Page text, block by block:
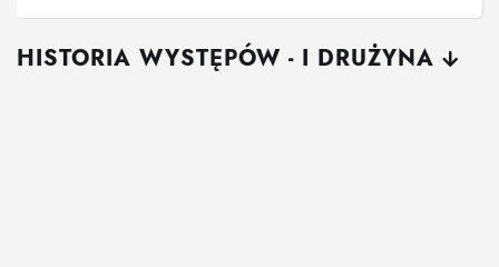
HISTORIA WYSTĘPÓW - I DRUŻYNA